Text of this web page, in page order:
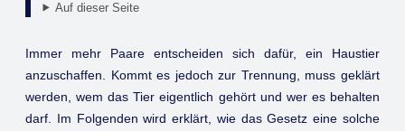
Auf dieser Seite
Immer mehr Paare entscheiden sich dafür, ein Haustier
anzuschaffen. Kommt es jedoch zur Trennung, muss geklärt
werden, wem das Tier eigentlich gehört und wer es behalten
darf. Im Folgenden wird erklärt, wie das Gesetz eine solche